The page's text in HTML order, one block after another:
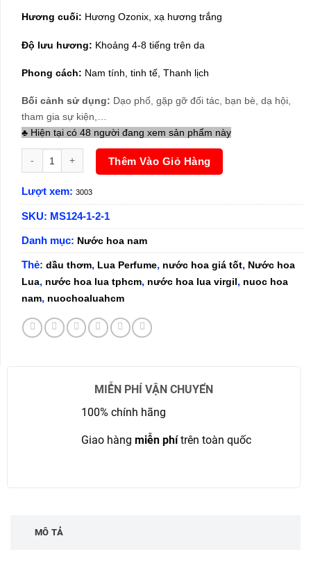
Hương cuối: Hương Ozonix, xạ hương trắng
Độ lưu hương: Khoảng 4-8 tiếng trên da
Phong cách: Nam tính, tinh tế, Thanh lịch
Bối cảnh sử dụng: Dạo phố, gặp gỡ đối tác, bạn bè, dạ hội,
tham gia sự kiện,…
♣ Hiện tại có 48 người đang xem sản phẩm này
Nước Hoa Nam Lua Virgil 50ml số lượng
Thêm Vào Giỏ Hàng
Lượt xem: 3003
SKU: MS124-1-2-1
Danh mục: Nước hoa nam
Thẻ: dầu thơm, Lua Perfume, nước hoa giá tốt, Nước hoa
Lua, nước hoa lua tphcm, nước hoa lua virgil, nuoc hoa
nam, nuochoaluahcm
MIỄN PHÍ VẬN CHUYỂN
100% chính hãng
Giao hàng miễn phítrên toàn quốc
MÔ TẢ